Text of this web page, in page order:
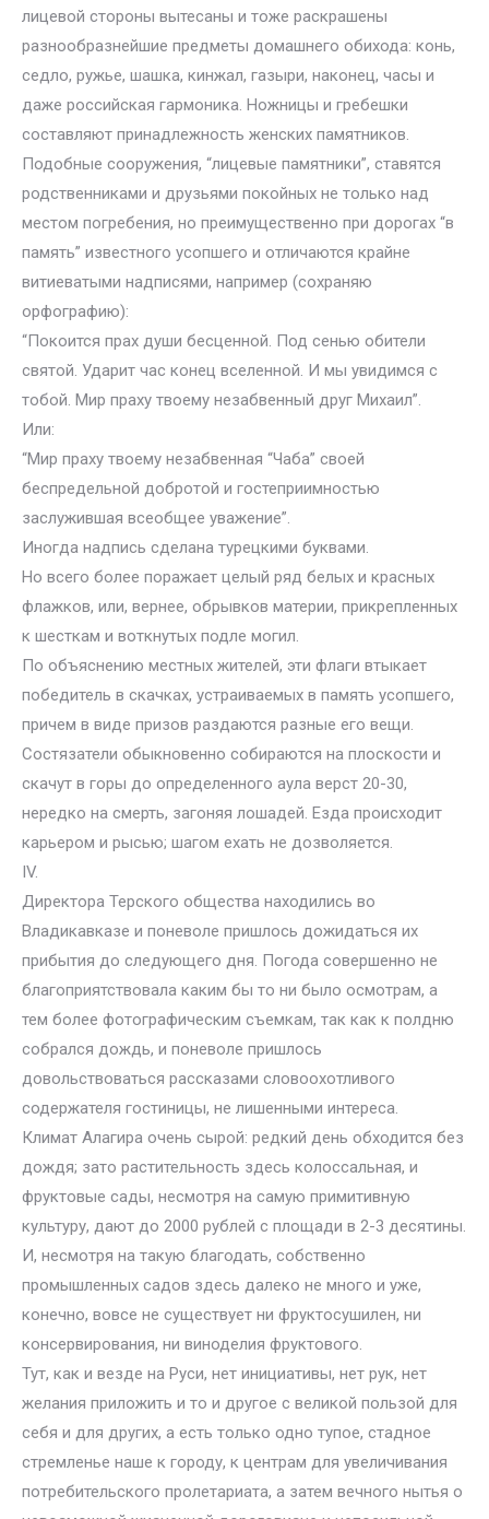
лицевой стороны вытесаны и тоже раскрашены
разнообразнейшие предметы домашнего обихода: конь,
седло, ружье, шашка, кинжал, газыри, наконец, часы и
даже российская гармоника. Ножницы и гребешки
составляют принадлежность женских памятников.
Подобные сооружения, “лицевые памятники”, ставятся
родственниками и друзьями покойных не только над
местом погребения, но преимущественно при дорогах “в
память” известного усопшего и отличаются крайне
витиеватыми надписями, например (сохраняю
орфографию):
“Покоится прах души бесценной. Под сенью обители
святой. Ударит час конец вселенной. И мы увидимся с
тобой. Мир праху твоему незабвенный друг Михаил”.
Или:
“Мир праху твоему незабвенная “Чаба” своей
беспредельной добротой и гостеприимностью
заслужившая всеобщее уважение”.
Иногда надпись сделана турецкими буквами.
Но всего более поражает целый ряд белых и красных
флажков, или, вернее, обрывков материи, прикрепленных
к шесткам и воткнутых подле могил.
По объяснению местных жителей, эти флаги втыкает
победитель в скачках, устраиваемых в память усопшего,
причем в виде призов раздаются разные его вещи.
Состязатели обыкновенно собираются на плоскости и
скачут в горы до определенного аула верст 20-30,
нередко на смерть, загоняя лошадей. Езда происходит
карьером и рысью; шагом ехать не дозволяется.
IV.
Директора Терского общества находились во
Владикавказе и поневоле пришлось дожидаться их
прибытия до следующего дня. Погода совершенно не
благоприятствовала каким бы то ни было осмотрам, а
тем более фотографическим съемкам, так как к полдню
собрался дождь, и поневоле пришлось
довольствоваться рассказами словоохотливого
содержателя гостиницы, не лишенными интереса.
Климат Алагира очень сырой: редкий день обходится без
дождя; зато растительность здесь колоссальная, и
фруктовые сады, несмотря на самую примитивную
культуру, дают до 2000 рублей с площади в 2-3 десятины.
И, несмотря на такую благодать, собственно
промышленных садов здесь далеко не много и уже,
конечно, вовсе не существует ни фруктосушилен, ни
консервирования, ни виноделия фруктового.
Тут, как и везде на Руси, нет инициативы, нет рук, нет
желания приложить и то и другое с великой пользой для
себя и для других, а есть только одно тупое, стадное
стремленье наше к городу, к центрам для увеличивания
потребительского пролетариата, а затем вечного нытья о